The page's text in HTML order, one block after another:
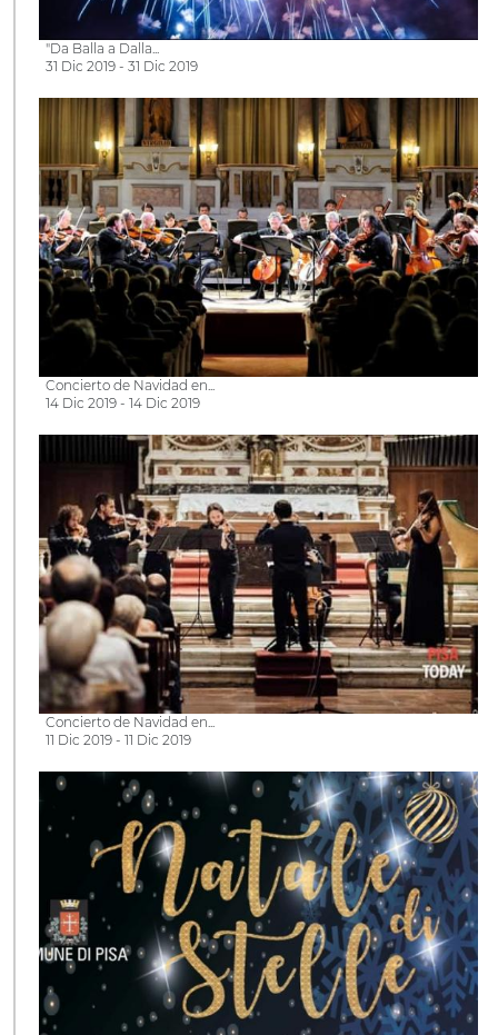
"Da Balla a Dalla...
31 Dic 2019 - 31 Dic 2019
Concierto de Navidad en...
14 Dic 2019 - 14 Dic 2019
Concierto de Navidad en...
11 Dic 2019 - 11 Dic 2019